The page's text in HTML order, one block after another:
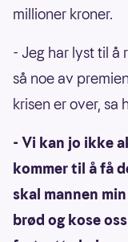
millioner kroner.
- Jeg har lyst til å
så noe av
krisen er over, sa
- Vi kan jo ikke
kommer til å få
skal mannen
brød og kose